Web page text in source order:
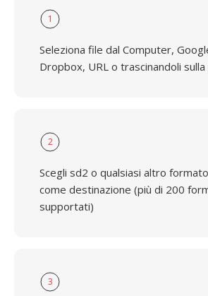
1
Seleziona file dal Computer,
Dropbox, URL o trascinandoli sulla
2
Scegli sd2 o qualsiasi altro
come destinazione (più di 200
supportati)
3